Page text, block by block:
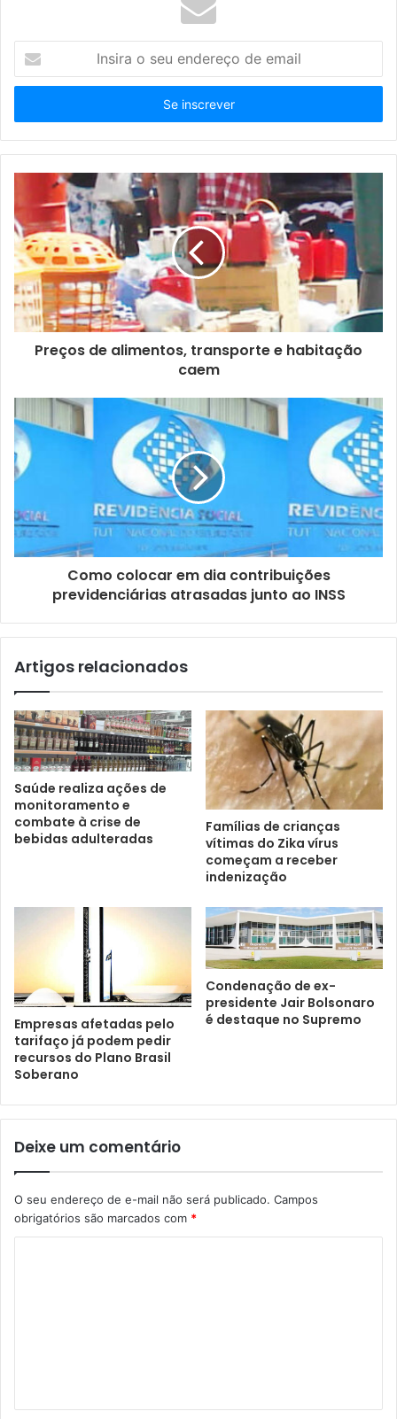
s
r
a
u
e
n
d
e
r
e
e
m
a
i
Preços de alimentos, transporte e habitação
caem
Como colocar em dia contribuições
previdenciárias atrasadas junto ao INSS
Artigos relacionados
Saúde realiza ações de
monitoramento e
combate à crise de
bebidas adulteradas
Famílias de crianças
vítimas do Zika vírus
começam a receber
indenização
Empresas afetadas pelo
tarifaço já podem pedir
recursos do Plano Brasil
Soberano
Condenação de ex-
presidente Jair Bolsonaro
é destaque no Supremo
Deixe um comentário
O seu endereço de e-mail não será publicado. Campos
obrigatórios são marcados com *